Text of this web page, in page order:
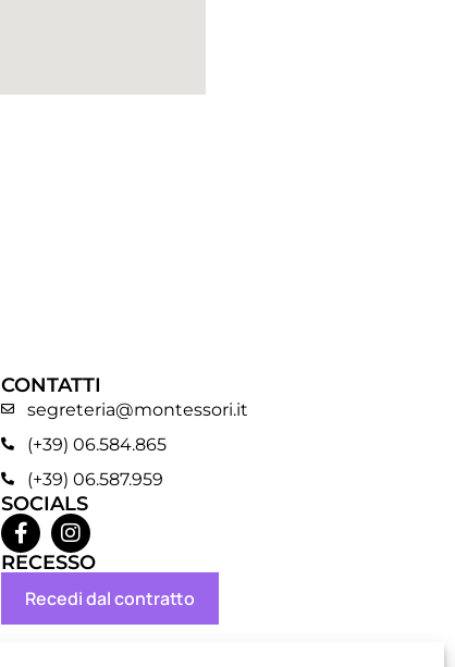
CONTATTI
segreteria@montessori.it
(+39) 06.584.865
(+39) 06.587.959
SOCIALS
RECESSO
Recedi dal contratto